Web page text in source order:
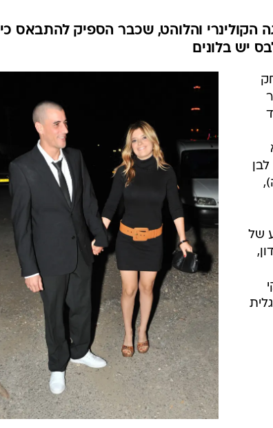
והלוהט, שכבר הספיק להתבאס כי
יש בלונים
של